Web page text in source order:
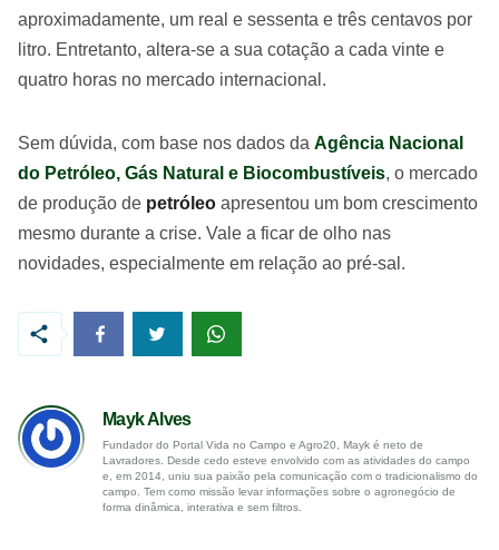
aproximadamente, um real e sessenta e três centavos por
litro. Entretanto, altera-se a sua cotação a cada vinte e
quatro horas no mercado internacional.
Sem dúvida, com base nos dados da Agência Nacional
do Petróleo, Gás Natural e Biocombustíveis, o mercado
de produção de petróleo apresentou um bom crescimento
mesmo durante a crise. Vale a ficar de olho nas
novidades, especialmente em relação ao pré-sal.
Mayk Alves
Fundador do Portal Vida no Campo e Agro20, Mayk é neto de
Lavradores. Desde cedo esteve envolvido com as atividades do campo
e, em 2014, uniu sua paixão pela comunicação com o tradicionalismo do
campo. Tem como missão levar informações sobre o agronegócio de
forma dinâmica, interativa e sem filtros.